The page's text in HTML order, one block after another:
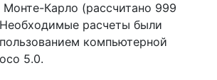
Карло (рассчитано 999
расчеты были
компьютерной
5.0.